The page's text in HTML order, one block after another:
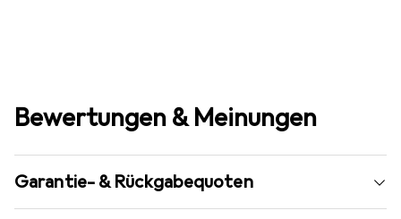
Bewertungen & Meinungen
Garantie- & Rückgabequoten